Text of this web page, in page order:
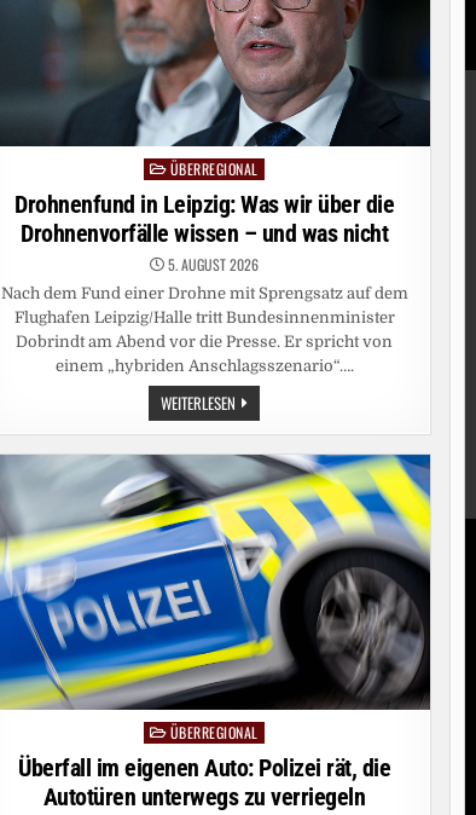
Posted
in
ÜBERREGIONAL
Drohnenfund in Leipzig: Was wir über die
Drohnenvorfälle wissen – und was nicht
5. AUGUST 2026
Nach dem Fund einer Drohne mit Sprengsatz auf dem
Flughafen Leipzig/Halle tritt Bundesinnenminister
Dobrindt am Abend vor die Presse. Er spricht von
einem „hybriden Anschlagsszenario“….
WEITERLESEN DROHNENFUND
IN
LEIPZIG:
WAS
WIR
ÜBER
DIE
DROHNENVORFÄLLE
WISSEN
–
UND
WAS
NICHT
PostedÜBERREGIONAL
Überfall im eigenen Auto: Polizei rät, die
Autotüren unterwegs zu verriegeln